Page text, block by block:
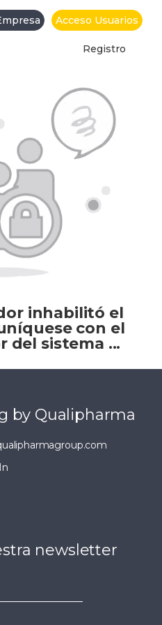
Acceso Usuarios
Registro
inhabilitó el
con el
del sistema ...
by Qualipharma
newsletter